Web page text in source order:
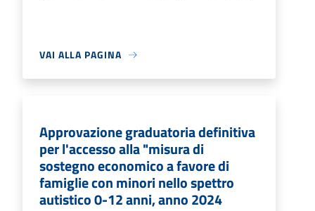
VAI ALLA PAGINA
Approvazione graduatoria definitiva
per l'accesso alla "misura di
sostegno economico a favore di
famiglie con minori nello spettro
autistico 0-12 anni, anno 2024